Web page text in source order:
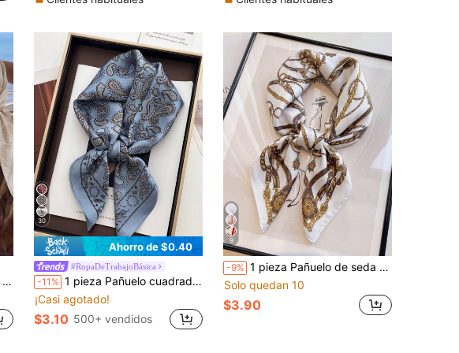
30
Ahorro de $0.40
#RopaDeTrabajoBásica
-11% 1 pieza Pañuelo cuadrado de satén con estampado paisley para mujer, pañuelo para la cabeza, accesorio para bolso
¡Casi agotado!
$3.10 500+ vendidos
9
-9% 1 pieza Pañuelo de seda de diseño de lujo con estampado de moda para mujer, primavera 70*70cm, adecuado para uso diario
Solo quedan 10
$3.90